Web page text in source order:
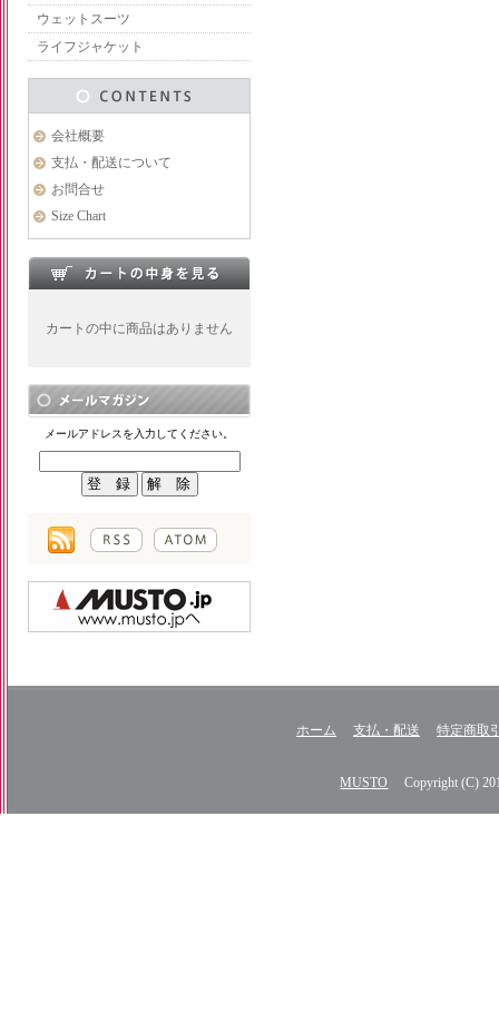
ウェットスーツ
ライフジャケット
会社概要
支払・配送について
お問合せ
Size Chart
カートの中に商品はありません
メールアドレスを入力してください。
ホーム 支払・配送 特定商取
MUSTO Copyright (C)